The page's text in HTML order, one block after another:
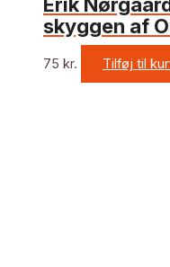
Erik
skyggen af
75 kr. Tilføj til